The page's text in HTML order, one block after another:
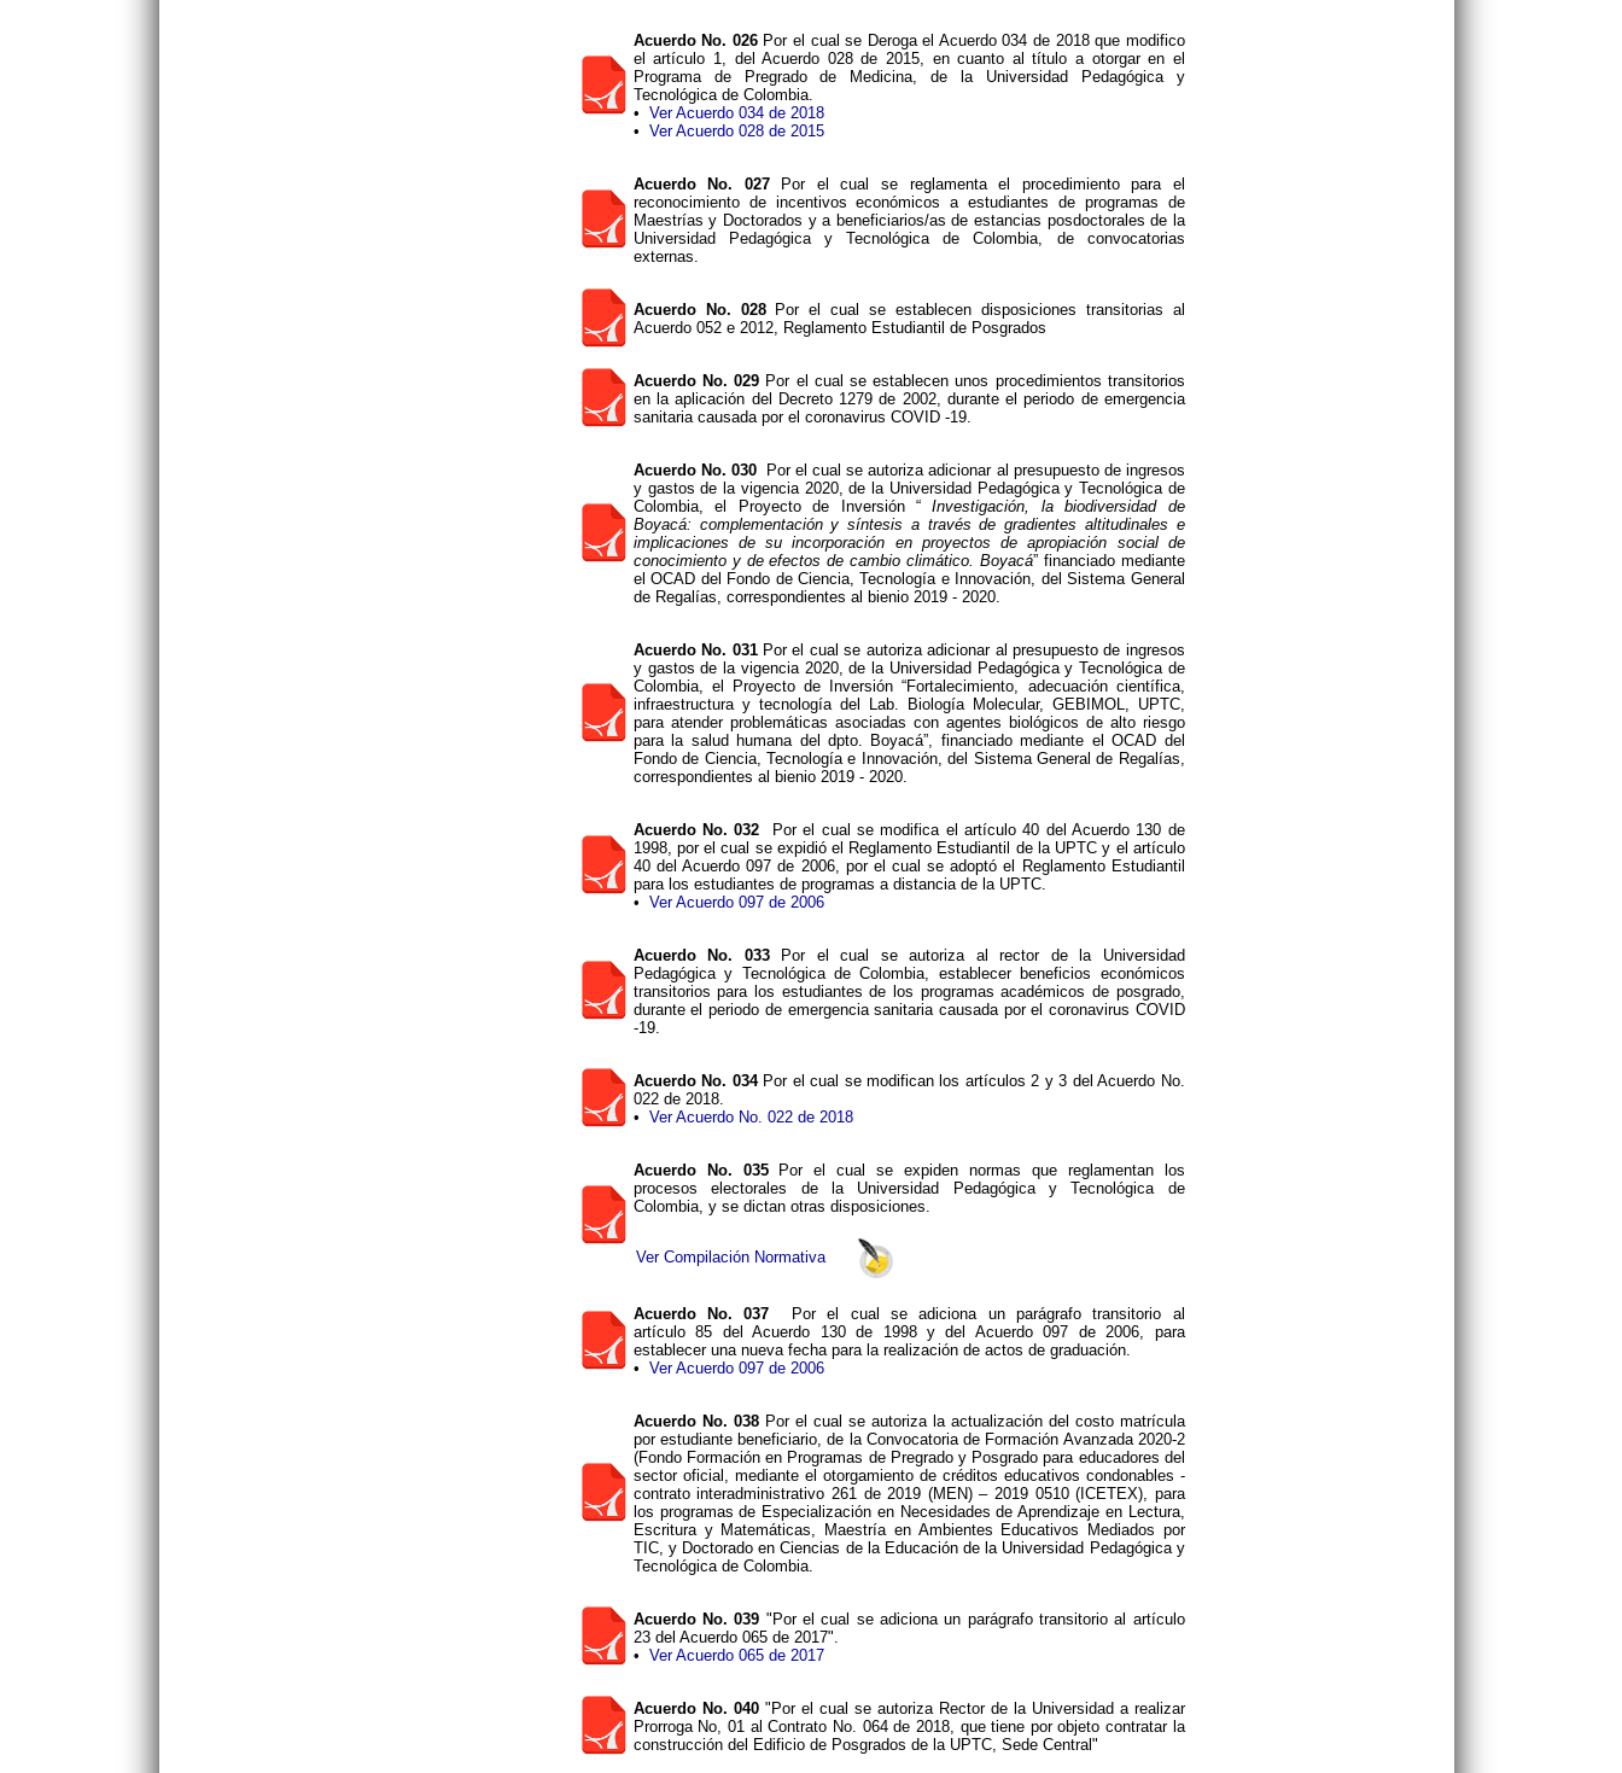
Acuerdo No. 026Por el cual se Deroga el Acuerdo 034 de 2018 que modifico
el artículo 1, del Acuerdo 028 de 2015, en cuanto al título a otorgar en el
Programa de Pregrado de Medicina, de la Universidad Pedagógica y
Tecnológica de Colombia.
• Ver Acuerdo 034 de 2018
• Ver Acuerdo 028 de 2015
Acuerdo No. 027Por el cual se reglamenta el procedimiento para el
reconocimiento de incentivos económicos a estudiantes de programas de
Maestrías y Doctorados y a beneficiarios/as de estancias posdoctorales de la
Universidad Pedagógica y Tecnológica de Colombia, de convocatorias
externas.
Acuerdo No. 028Por el cual se establecen disposiciones transitorias al
Acuerdo 052 e 2012, Reglamento Estudiantil de Posgrados
Acuerdo No. 029 Por el cual se establecen unos procedimientos transitorios
en la aplicación del Decreto 1279 de 2002, durante el periodo de emergencia
sanitaria causada por el coronavirus COVID -19.
Acuerdo No. 030Por el cual se autoriza adicionar al presupuesto de ingresos
y gastos de la vigencia 2020, de la Universidad Pedagógica y Tecnológica de
Colombia, el Proyecto de Inversión “Investigación, la biodiversidad de
Boyacá: complementación y síntesis a través de gradientes altitudinales e
implicaciones de su incorporación en proyectos de apropiación social de
conocimiento y de efectos de cambio climático. Boyacá” financiado mediante
el OCAD del Fondo de Ciencia, Tecnología e Innovación, del Sistema General
de Regalías, correspondientes al bienio 2019 - 2020.
Acuerdo No. 031Por el cual se autoriza adicionar al presupuesto de ingresos
y gastos de la vigencia 2020, de la Universidad Pedagógica y Tecnológica de
Colombia, el Proyecto de Inversión “Fortalecimiento, adecuación científica,
infraestructura y tecnología del Lab. Biología Molecular, GEBIMOL, UPTC,
para atender problemáticas asociadas con agentes biológicos de alto riesgo
para la salud humana del dpto. Boyacá”, financiado mediante el OCAD del
Fondo de Ciencia, Tecnología e Innovación, del Sistema General de Regalías,
correspondientes al bienio 2019 - 2020.
Acuerdo No. 032 Por el cual se modifica el artículo 40 del Acuerdo 130 de
1998, por el cual se expidió el Reglamento Estudiantil de la UPTC y el artículo
40 del Acuerdo 097 de 2006, por el cual se adoptó el Reglamento Estudiantil
para los estudiantes de programas a distancia de la UPTC.
• Ver Acuerdo 097 de 2006
Acuerdo No. 033Por el cual se autoriza al rector de la Universidad
Pedagógica y Tecnológica de Colombia, establecer beneficios económicos
transitorios para los estudiantes de los programas académicos de posgrado,
durante el periodo de emergencia sanitaria causada por el coronavirus COVID
-19.
Acuerdo No. 034Por el cual se modifican los artículos 2 y 3 del Acuerdo No.
022 de 2018.
• Ver Acuerdo No. 022 de 2018
Acuerdo No. 035Por el cual se expiden normas que reglamentan los
procesos electorales de la Universidad Pedagógica y Tecnológica de
Colombia, y se dictan otras disposiciones.
Ver Compilación Normativa
Acuerdo No. 037 Por el cual se adiciona un parágrafo transitorio al
artículo 85 del Acuerdo 130 de 1998 y del Acuerdo 097 de 2006, para
establecer una nueva fecha para la realización de actos de graduación.
• Ver Acuerdo 097 de 2006
Acuerdo No. 038Por el cual se autoriza la actualización del costo matrícula
por estudiante beneficiario, de la Convocatoria de Formación Avanzada 2020-2
(Fondo Formación en Programas de Pregrado y Posgrado para educadores del
sector oficial, mediante el otorgamiento de créditos educativos condonables -
contrato interadministrativo 261 de 2019 (MEN) – 2019 0510 (ICETEX), para
los programas de Especialización en Necesidades de Aprendizaje en Lectura,
Escritura y Matemáticas, Maestría en Ambientes Educativos Mediados por
TIC, y Doctorado en Ciencias de la Educación de la Universidad Pedagógica y
Tecnológica de Colombia.
Acuerdo No. 039 "Por el cual se adiciona un parágrafo transitorio al artículo
23 del Acuerdo 065 de 2017".
• Ver Acuerdo 065 de 2017
Acuerdo No. 040"Por el cual se autoriza Rector de la Universidad a realizar
Prorroga No, 01 al Contrato No. 064 de 2018, que tiene por objeto contratar la
construcción del Edificio de Posgrados de la UPTC, Sede Central"